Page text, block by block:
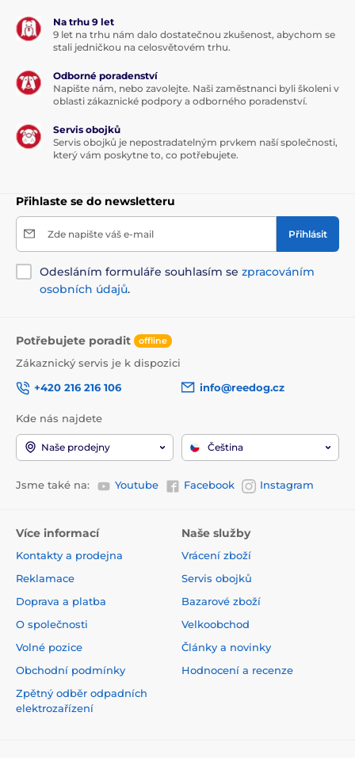
Na trhu 9 let
9 let na trhu nám dalo dostatečnou zkušenost, abychom se
stali jedničkou na celosvětovém trhu.
Odborné poradenství
Napište nám, nebo zavolejte. Naši zaměstnanci byli školeni v
oblasti zákaznické podpory a odborného poradenství.
Servis obojků
Servis obojků je nepostradatelným prvkem naší společnosti,
který vám poskytne to, co potřebujete.
Přihlaste se do newsletteru
Zde napište váš e-mail Přihlásit
Odesláním formuláře souhlasím se zpracováním
osobních údajů.
Potřebujete poradit offline
Zákaznický servis je k dispozici
+420 216 216 106
info@reedog.cz
Kde nás najdete
Naše prodejny Čeština
Jsme také na: Youtube Facebook Instagram
Více informací
Kontakty a prodejna
Reklamace
Doprava a platba
O společnosti
Volné pozice
Obchodní podmínky
Zpětný odběr odpadních
elektrozařízení
Naše služby
Vrácení zboží
Servis obojků
Bazarové zboží
Velkoobchod
Články a novinky
Hodnocení a recenze